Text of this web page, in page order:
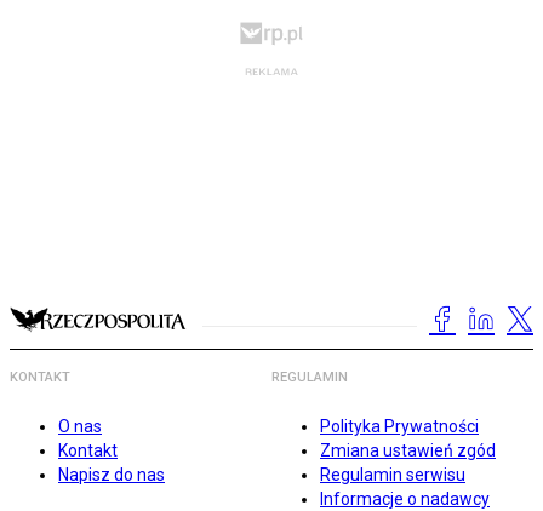
KONTAKT
O nas
Kontakt
Napisz do nas
REGULAMIN
Polityka Prywatności
Zmiana ustawień zgód
Regulamin serwisu
Informacje o nadawcy